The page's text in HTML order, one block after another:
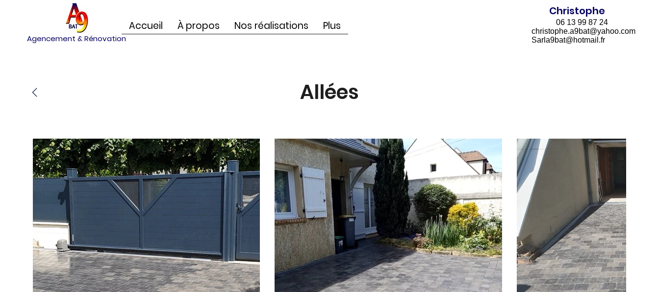
Agencement & Rénovation
Accueil À propos Nos réalisations Plus
Christophe
06 13 99 87 24
christophe.a9bat@yahoo.com
Sarla9bat@hotmail.fr
Allées